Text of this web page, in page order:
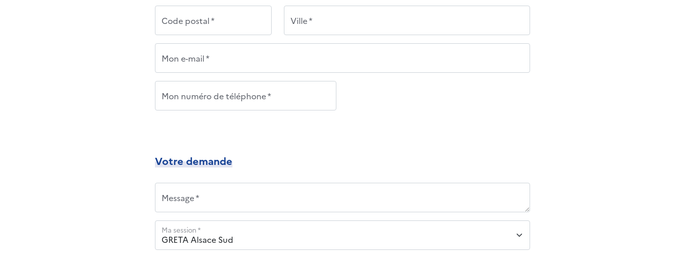
Code postal * Ville *
Mon e-mail *
Mon numéro de téléphone *
Votre demande
Message *
Ma session *